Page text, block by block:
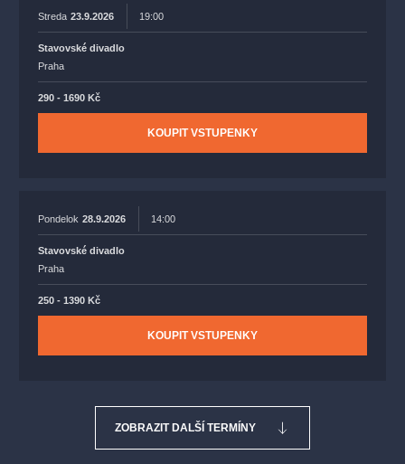
Streda 23.9.2026 19:00
Stavovské divadlo
Praha
290 - 1690 Kč
KOUPIT VSTUPENKY
Pondelok 28.9.2026 14:00
Stavovské divadlo
Praha
250 - 1390 Kč
KOUPIT VSTUPENKY
ZOBRAZIT DALŠÍ TERMÍNY